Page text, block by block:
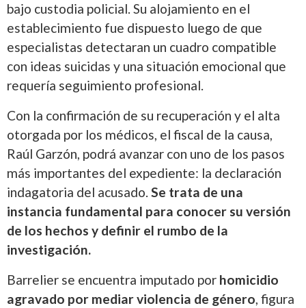
bajo custodia policial. Su alojamiento en el
establecimiento fue dispuesto luego de que
especialistas detectaran un cuadro compatible
con ideas suicidas y una situación emocional que
requería seguimiento profesional.
Con la confirmación de su recuperación y el alta
otorgada por los médicos, el fiscal de la causa,
Raúl Garzón, podrá avanzar con uno de los pasos
más importantes del expediente: la declaración
indagatoria del acusado. Se trata de una
instancia fundamental para conocer su versión
de los hechos y definir el rumbo de la
investigación.
Barrelier se encuentra imputado por homicidio
agravado por mediar violencia de género, figura